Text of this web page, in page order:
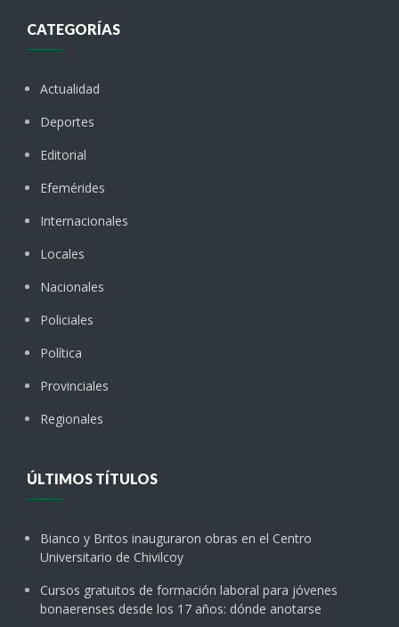
CATEGORÍAS
Actualidad
Deportes
Editorial
Efemérides
Internacionales
Locales
Nacionales
Policiales
Política
Provinciales
Regionales
ÚLTIMOS TÍTULOS
Bianco y Britos inauguraron obras en el Centro
Universitario de Chivilcoy
Cursos gratuitos de formación laboral para jóvenes
bonaerenses desde los 17 años: dónde anotarse